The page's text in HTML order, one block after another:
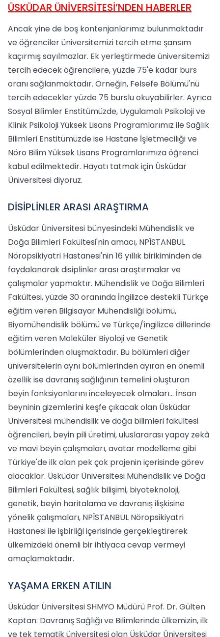
ÜSKÜDAR ÜNİVERSİTESİ’NDEN HABERLER
Ancak yine de boş kontenjanlarımız bulunmaktadır
ve öğrenciler üniversitemizi tercih etme şansım
kaçırmış sayılmazlar. Ek yerleştirmede üniversitemizi
tercih edecek öğrencilere, yüzde 75'e kadar burs
oranı sağlanmaktadır. Örneğin, Felsefe Bölümü'nü
tercih edecekler yüzde 75 burslu okuyabilirler. Ayrıca
Sosyal Bilimler Enstitümüzde, Uygulamalı Psikoloji ve
Klinik Psikoloji Yüksek Lisans Programlarımız ile Sağlık
Bilimleri Enstitümüzde ise Hastane İşletmeciliği ve
Nöro Bilim Yüksek Lisans Programlarımıza öğrenci
kabul edilmektedir. Hayatı tatmak için Üsküdar
Üniversitesi diyoruz.
DİSİPLİNLER ARASI ARAŞTIRMA
Üsküdar Üniversitesi bünyesindeki Mühendislik ve
Doğa Bilimleri Fakültesi'nin amacı, NPÎSTANBUL
Nöropsikiyatri Hastanesi'nin 16 yıllık birikiminden de
faydalanarak disiplinler arası araştırmalar ve
çalışmalar yapmaktır. Mühendislik ve Doğa Bilimleri
Fakültesi, yüzde 30 oranında İngilizce destekli Türkçe
eğitim veren Bilgisayar Mühendisliği bölümü,
Biyomühendislik bölümü ve Türkçe/îngilizce dillerinde
eğitim veren Moleküler Biyoloji ve Genetik
bölümlerinden oluşmaktadır. Bu bölümleri diğer
üniversitelerin aynı bölümlerinden ayıran en önemli
özellik ise davranış sağlığının temelini oluşturan
beyin fonksiyonlarını inceleyecek olmaları... İnsan
beyninin gizemlerini keşfe çıkacak olan Üsküdar
Üniversitesi mühendislik ve doğa bilimleri fakültesi
öğrencileri, beyin pili üretimi, uluslararası yapay zekâ
ve mavi beyin çalışmaları, avatar modelleme gibi
Türkiye'de ilk olan pek çok projenin içerisinde görev
alacaklar. Üsküdar Üniversitesi Mühendislik ve Doğa
Bilimleri Fakültesi, sağlık bilişimi, biyoteknoloji,
genetik, beyin haritalama ve davranış ilişkisine
yönelik çalışmaları, NPÎSTANBUL Nöropsikiyatri
Hastanesi ile işbirliği içerisinde gerçekleştirerek
ülkemizdeki önemli bir ihtiyaca cevap vermeyi
amaçlamaktadır.
YAŞAMA ERKEN ATILIN
Üsküdar Üniversitesi SHMYO Müdürü Prof. Dr. Gülten
Kaptan: Davranış Sağlığı ve Bilimlerinde ülkemizin, ilk
ve tek tematik üniversitesi olan Üsküdar Üniversitesi